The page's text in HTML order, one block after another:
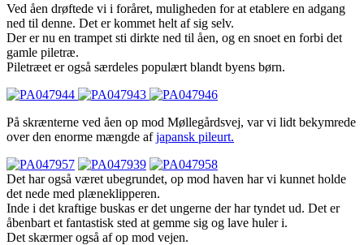
Ved åen drøftede vi i foråret, muligheden for at etablere en adgang
ned til denne. Det er kommet helt af sig selv.
Der er nu en trampet sti dirkte ned til åen, og en snoet en forbi det
gamle piletræ.
Piletræet er også særdeles populært blandt byens børn.
På skrænterne ved åen op mod Møllegårdsvej, var vi lidt bekymrede
over den enorme mængde afjapansk pileurt.
Det har også været ubegrundet, op mod haven har vi kunnet holde
det nede med plæneklipperen.
Inde i det kraftige buskas er det ungerne der har tyndet ud. Det er
åbenbart et fantastisk sted at gemme sig og lave huler i.
Det skærmer også af op mod vejen.